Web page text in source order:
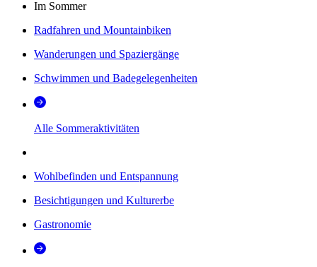
Im Sommer
Radfahren und Mountainbiken
Wanderungen und Spaziergänge
Schwimmen und Badegelegenheiten
Alle Sommeraktivitäten
Wohlbefinden und Entspannung
Besichtigungen und Kulturerbe
Gastronomie